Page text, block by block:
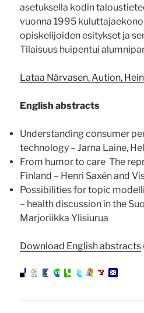
asetuksella kodin
vuonna 1995
opiskelijoiden esitykset ja
Tilaisuus huipentui
Lataa Närvasen, Aution,
English abstracts
Understanding consumer
technology – Jarna Laine,
From humor to care ­ The
Finland – Henri Saxén and
Possibilities for topic
– health discussion in the
Marjoriikka Ylisiurua
Download English abstracts